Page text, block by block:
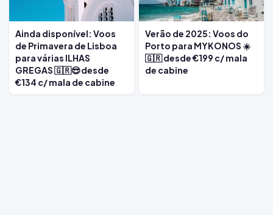
Ainda disponível: Voos
de Primavera de Lisboa
para várias ILHAS
GREGAS 🇬🇷😎 desde
€134 c/ mala de cabine
Verão de 2025: Voos do
Porto para MYKONOS ☀️
🇬🇷 desde €199 c/ mala
de cabine